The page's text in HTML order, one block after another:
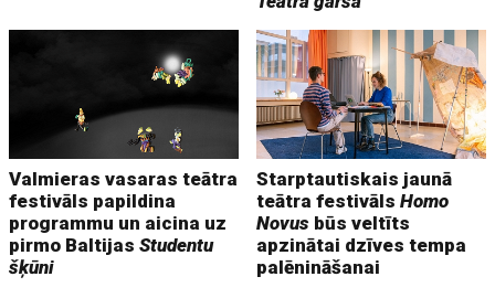
Valmieras vasaras teātra
festivāls papildina
programmu un aicina uz
pirmo BaltijasStudentu
šķūni
Starptautiskais jaunā
teātra festivālsHomo
Novus būs veltīts
apzinātai dzīves tempa
palēnināšanai